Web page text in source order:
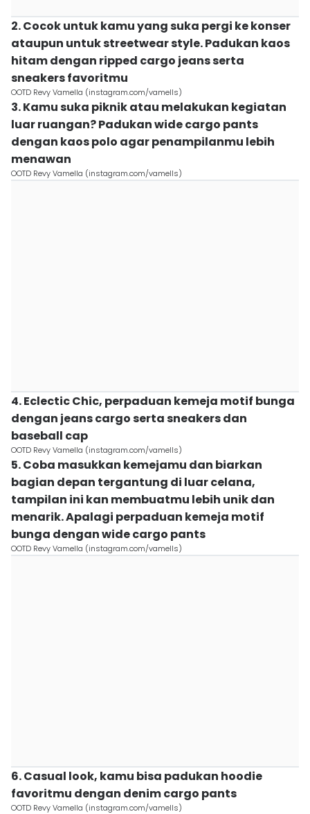
2. Cocok untuk kamu yang suka pergi ke konser
ataupun untuk streetwear style. Padukan kaos
hitam dengan ripped cargo jeans serta
sneakers favoritmu
OOTD Revy Vamella (instagram.com/vamells)
3. Kamu suka piknik atau melakukan kegiatan
luar ruangan? Padukan wide cargo pants
dengan kaos polo agar penampilanmu lebih
menawan
OOTD Revy Vamella (instagram.com/vamells)
4. Eclectic Chic, perpaduan kemeja motif bunga
dengan jeans cargo serta sneakers dan
baseball cap
OOTD Revy Vamella (instagram.com/vamells)
5. Coba masukkan kemejamu dan biarkan
bagian depan tergantung di luar celana,
tampilan ini kan membuatmu lebih unik dan
menarik. Apalagi perpaduan kemeja motif
bunga dengan wide cargo pants
OOTD Revy Vamella (instagram.com/vamells)
6. Casual look, kamu bisa padukan hoodie
favoritmu dengan denim cargo pants
OOTD Revy Vamella (instagram.com/vamells)